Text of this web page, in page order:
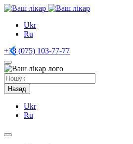
Ukr
Ru
+38 (075) 103-77-77
Назад
Ukr
Ru